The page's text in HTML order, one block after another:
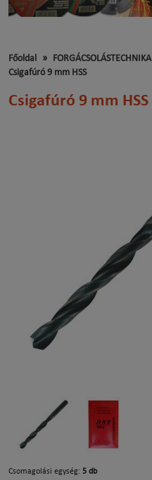
Főoldal FORGÁCSOLÁSTECHNIKA
Csigafúró 9 mm HSS
Csigafúró 9 mm HSS
Csomagolási egység: 5 db